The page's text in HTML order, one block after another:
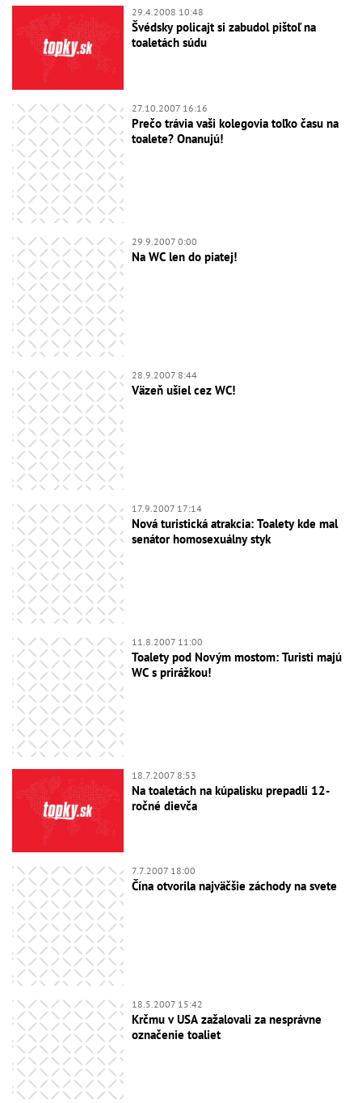
29.4.2008 10:48
Švédsky policajt si zabudol pištoľ na
toaletách súdu
27.10.2007 16:16
Prečo trávia vaši kolegovia toľko času na
toalete? Onanujú!
29.9.2007 0:00
Na WC len do piatej!
28.9.2007 8:44
Väzeň ušiel cez WC!
17.9.2007 17:14
Nová turistická atrakcia: Toalety kde mal
senátor homosexuálny styk
11.8.2007 11:00
Toalety pod Novým mostom: Turisti majú
WC s prirážkou!
18.7.2007 8:53
Na toaletách na kúpalisku prepadli 12-
ročné dievča
7.7.2007 18:00
Čína otvorila najväčšie záchody na svete
18.5.2007 15:42
Krčmu v USA zažalovali za nesprávne
označenie toaliet